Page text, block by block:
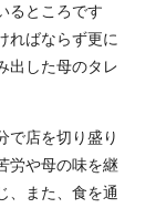
るところです
ればならず更に
出した母のタレ
で店を切り盛り
労や母の味を継
、また、食を通